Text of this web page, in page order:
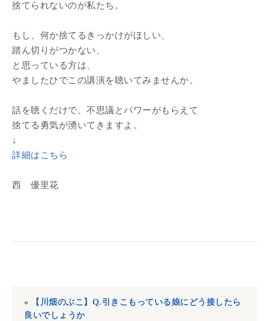
捨てられないのが私たち。
もし、何か捨てるきっかけがほしい、
踏ん切りがつかない、
と思っている方は、
やましたひでこの講演を聴いてみませんか。
話を聴くだけで、不思議とパワーがもらえて
捨てる勇気が湧いてきますよ。
↓
詳細はこちら
西 優里花
«
【川畑のぶこ】Q.引きこもっている娘にどう接したら
良いでしょうか